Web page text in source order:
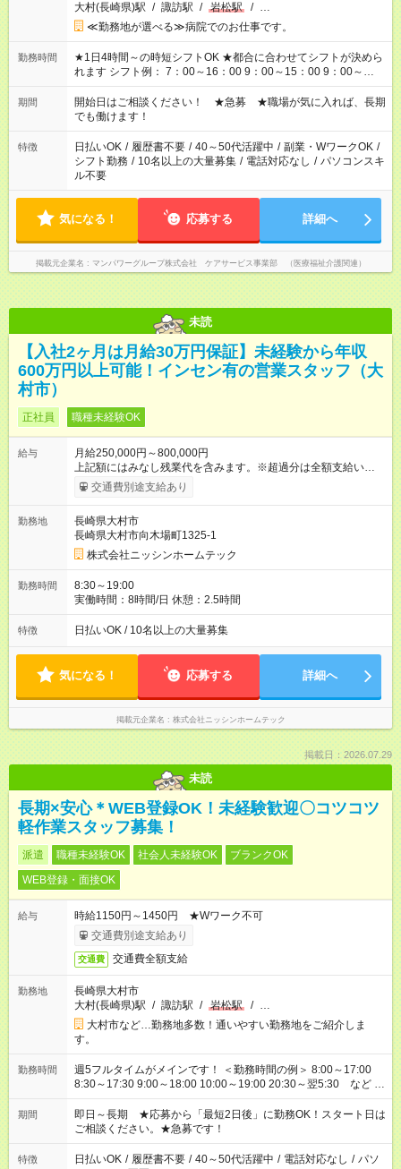
大村(長崎県)駅 / 諏訪駅 / 岩松駅 / …
≪勤務地が選べる≫病院でのお仕事です。
勤務時間
★1日4時間～の時短シフトOK ★都合に合わせてシフトが決めら
れます シフト例： 7：00～16：00 9：00～15：00 9：00～
18：00 11：00～20：00 など ※Wワークの場合、他のお仕事と
合わせ週40時間超の就業はご案内できません ※法令に基づき、
週20時間以上勤務は社会保険への加入対象となります ※労働者
派遣法（日雇い派遣の原則禁止）により、短時間・短期間の就
業はご案内が難しい場合があります
期間
開始日はご相談ください！ ★急募 ★職場が気に入れば、長期
でも働けます！
特徴 日払いOK / 履歴書不要 / 40～50代活躍中 / 副業・WワークOK /
シフト勤務 / 10名以上の大量募集 / 電話対応なし / パソコンスキ
ル不要
気になる！ 応募する 詳細へ
掲載元企業名 マンパワーグループ株式会社 ケアサービス事業部 （医療福祉介護関連）
未読
【入社2ヶ月は月給30万円保証】未経験から年収
600万円以上可能！インセン有の営業スタッフ（大
村市）
正社員 職種未経験OK
給与
月給250,000円～800,000円
上記額にはみなし残業代を含みます。※超過分は全額支給いたし
ます。 みなし残業代 70,000円／月 みなし残業時間 50時間／月
月給25万円+平均インセンティブ22万円＝＼＼47万円／／ ＊イ
【入社2ヶ月間】 月給30万円（研修手当7万円含む）＋賞与2回
※上記月給には一律のみなし残業代（35時間分/50,000円）が含
まれます。超過分は別途支給いたします。 【入社3ヶ月目以降】
月給25万円以上＋インセンティブ＋賞与2回 ※上記月給には一律
のみなし残業代（50時間分/70,000円）が含まれます。超過分は
別途支給いたします。 【試用期間】試用期間あり 試用期間の長
す。 雇用形態：本採用時と同じです。 給与：月給 300,000
円 ～ 300,000円 上記額にはみなし残業代を含みます。※超過分
は全額支給いたします。 みなし残業代 50,000円／月 みなし残業
時間 35時間／月 【1日の流れ（例）】 08:00 ～ 出社・朝礼、チ
ームでの目標確認 09:00 ～ 先輩の車に同乗して担当エリアへ移
動（未経験のうちは必ず先輩が同行！） 10:00 ～ お客様宅への
味しいランチを先輩と食べることも） 13:00 ～ 午後の訪問（休
翌日の準備 18:00 ～ 退社（残業は少なめでプライベートも充
実） 試用期間後からインセンティブ支給となります。
交通費別途支給あり
勤務地
長崎県大村市
長崎県大村市向木場町1325-1
株式会社ニッシンホームテック
勤務時間
8:30～19:00
実働時間：8時間/日 休憩：2.5時間
特徴 日払いOK / 10名以上の大量募集
気になる！ 応募する 詳細へ
掲載元企業名 株式会社ニッシンホームテック
掲載日：2026.07.29
未読
長期×安心＊WEB登録OK！未経験歓迎〇コツコツ
軽作業スタッフ募集！
派遣 職種未経験OK 社会人未経験OK
ブランクOK
WEB登録・面接OK
給与
時給1150円～1450円 ★Wワーク不可
交通費別途支給あり
交通費 交通費全額支給
勤務地
長崎県大村市
大村(長崎県)駅 / 諏訪駅 / 岩松駅 / …
大村市など…勤務地多数！通いやすい勤務地をご紹介しま
す。
勤務時間
週5フルタイムがメインです！ ＜勤務時間の例＞ 8:00～17:00
8:30～17:30 9:00～18:00 10:00～19:00 20:30～翌5:30 など ★
その他にも勤務時間多数！ 日勤のみ、残業なし、交替制など
ご希望を教えてください！
期間
即日～長期 ★応募から「最短2日後」に勤務OK！スタート日は
ご相談ください。★急募です！
特徴 日払いOK / 履歴書不要 / 40～50代活躍中 / 電話対応なし / パソ